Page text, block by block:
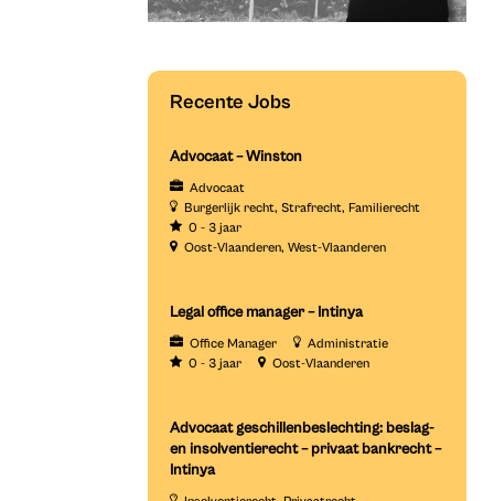
Recente Jobs
Advocaat – Winston
Advocaat
Burgerlijk recht Strafrecht Familierecht
0 - 3 jaar
Oost-Vlaanderen West-Vlaanderen
Legal office manager – Intinya
Office Manager
Administratie
0 - 3 jaar
Oost-Vlaanderen
Advocaat geschillenbeslechting: beslag-
en insolventierecht – privaat bankrecht –
Intinya